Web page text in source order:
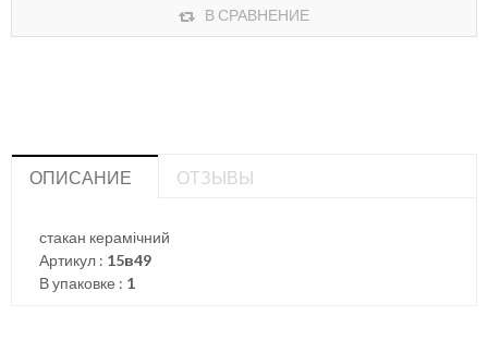
В СРАВНЕНИЕ
ОПИСАНИЕ ОТЗЫВЫ
стакан керамічний
Артикул : 15в49
В упаковке : 1